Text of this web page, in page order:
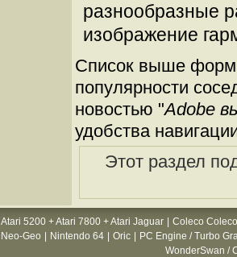
разнообразные
изображение
Список выше
популярности
новостью "Adobe
удобства
Этот раздел
Atari 5200 + Atari 7800 + Atari Jaguar
Coleco
Neo-Geo Nintendo 64 Oric
PC Engine / Turbo
WonderSwan /